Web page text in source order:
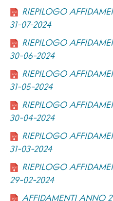
RIEPILOGO
31-07-2024
RIEPILOGO
30-06-2024
RIEPILOGO
31-05-2024
RIEPILOGO
30-04-2024
RIEPILOGO
31-03-2024
RIEPILOGO
29-02-2024
AFFIDAMENTI ANNO